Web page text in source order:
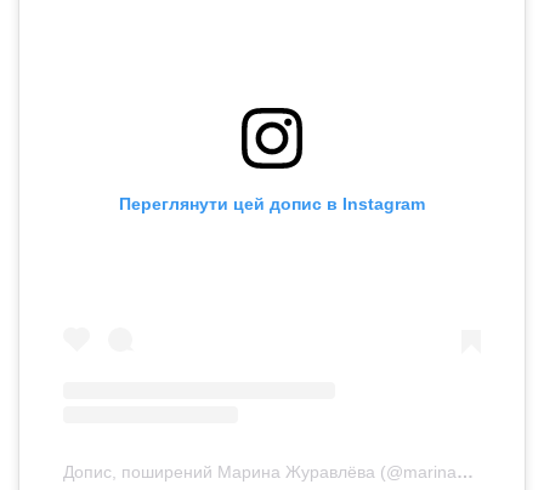
Переглянути цей допис в Instagram
Допис, поширений Марина Журавлёва (@marinazuravliova)